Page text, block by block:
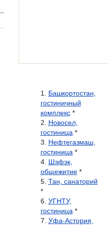
Башкортостан,
гостиничный
комплекс*
Новосел,
гостиница *
Нефтегазмаш,
гостиница *
Шэфэк,
общежитие*
Тан, санаторий
*
УГНТУ,
гостиница *
Уфа-Астория,